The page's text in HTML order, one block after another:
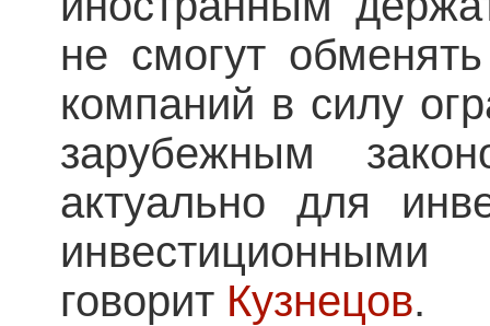
не смогут
компаний в силу
зарубежным
актуально для
говорит Кузнецов.